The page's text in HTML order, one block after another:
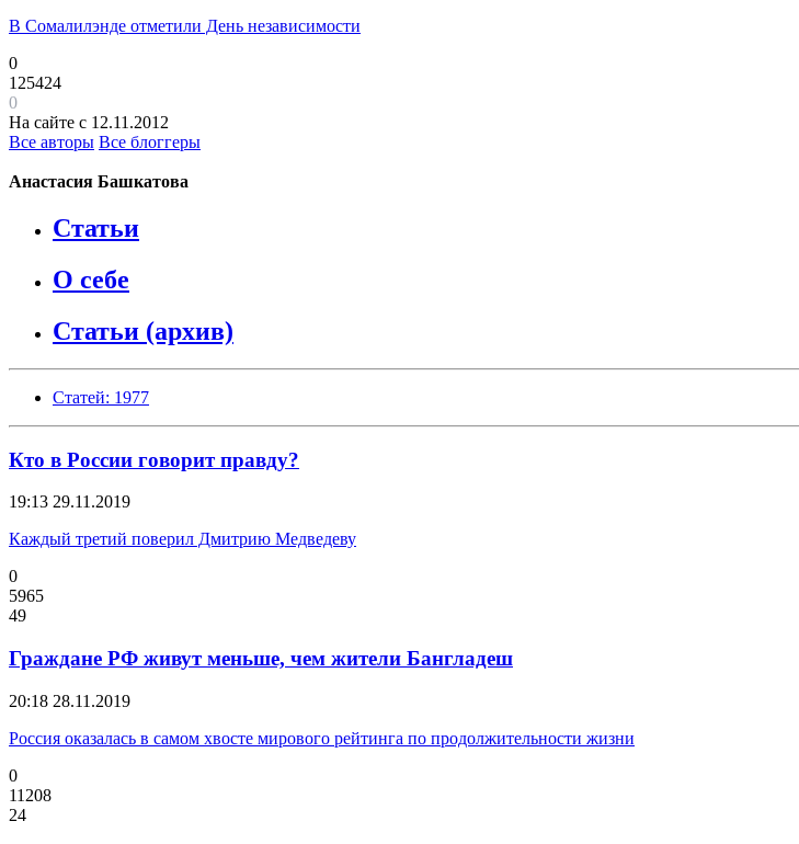
В Сомалилэнде отметили День независимости
0
125424
0
На сайте с 12.11.2012
Все авторы Все блоггеры
Анастасия Башкатова
Статьи
О себе
Статьи (архив)
Статей: 1977
Кто в России говорит правду?
19:13 29.11.2019
Каждый третий поверил Дмитрию Медведеву
0
5965
49
Граждане РФ живут меньше, чем жители Бангладеш
20:18 28.11.2019
Россия оказалась в самом хвосте мирового рейтинга по продолжительности жизни
0
11208
24